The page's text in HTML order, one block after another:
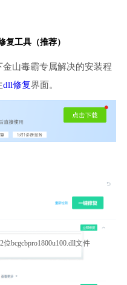
复工具（推荐）
山毒霸专属解决的安装程
dll修复界面。
位bcgcbpro1800u100.dll文件